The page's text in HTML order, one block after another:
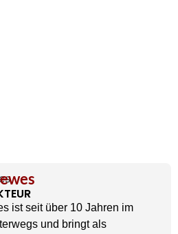
ist seit über 10 Jahren im
und bringt als